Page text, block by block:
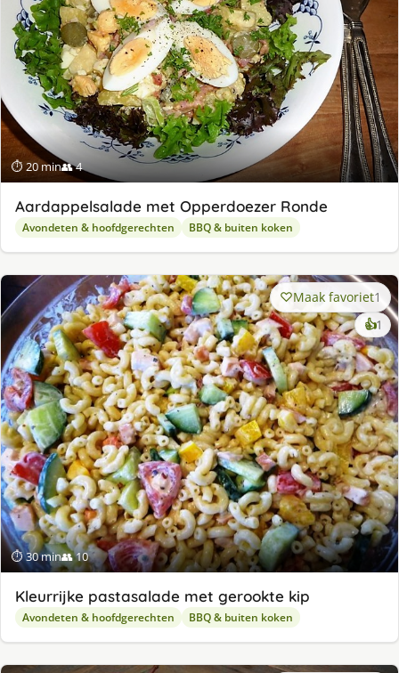
⏱ 20 min👥 4
Aardappelsalade met Opperdoezer Ronde
Avondeten & hoofdgerechten BBQ & buiten koken
⏱ 30 min👥 10
Maak favoriet1
👍1
Kleurrijke pastasalade met gerookte kip
Avondeten & hoofdgerechten BBQ & buiten koken